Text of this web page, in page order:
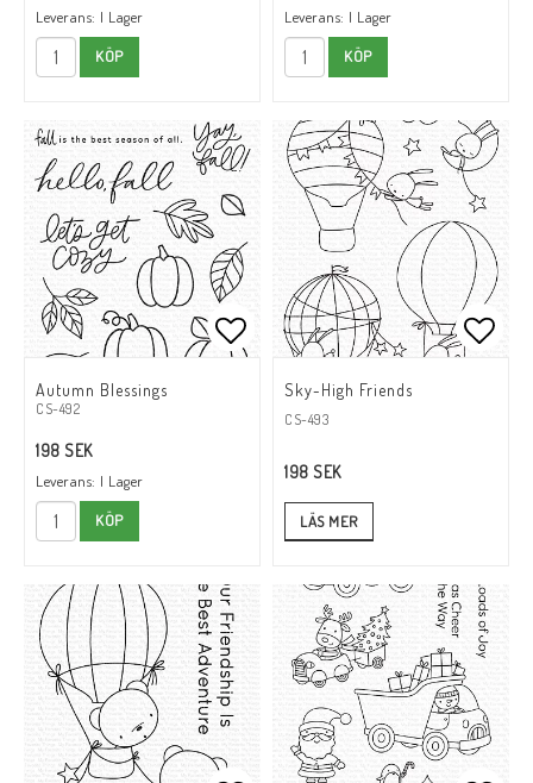
Leverans: I Lager
KÖP
Leverans: I Lager
KÖP
Lägg till i favoritlistan
Lägg till i favoritlistan
Autumn Blessings
CS-492
198 SEK
Leverans: I Lager
KÖP
Sky-High Friends
CS-493
198 SEK
LÄS MER